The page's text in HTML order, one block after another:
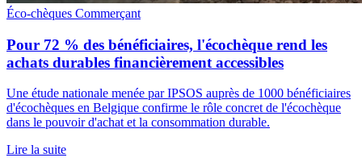
Éco-chèques Commerçant
Pour 72 % des bénéficiaires, l'écochèque rend les
achats durables financièrement accessibles
Une étude nationale menée par IPSOS auprès de 1000 bénéficiaires
d'écochèques en Belgique confirme le rôle concret de l'écochèque
dans le pouvoir d'achat et la consommation durable.
Lire la suite